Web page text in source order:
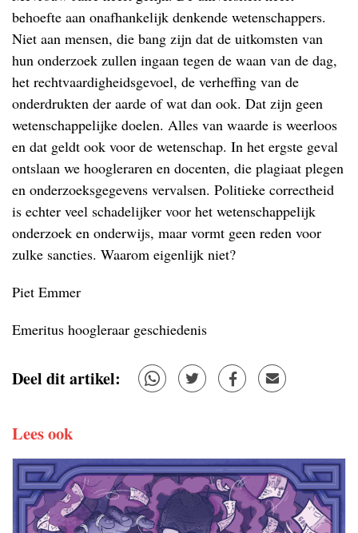
behoefte aan onafhankelijk denkende wetenschappers.
Niet aan mensen, die bang zijn dat de uitkomsten van
hun onderzoek zullen ingaan tegen de waan van de dag,
het rechtvaardigheidsgevoel, de verheffing van de
onderdrukten der aarde of wat dan ook. Dat zijn geen
wetenschappelijke doelen. Alles van waarde is weerloos
en dat geldt ook voor de wetenschap. In het ergste geval
ontslaan we hoogleraren en docenten, die plagiaat plegen
en onderzoeksgegevens vervalsen. Politieke correctheid
is echter veel schadelijker voor het wetenschappelijk
onderzoek en onderwijs, maar vormt geen reden voor
zulke sancties. Waarom eigenlijk niet?
Piet Emmer
Emeritus hoogleraar geschiedenis
Deel dit artikel:
Lees ook